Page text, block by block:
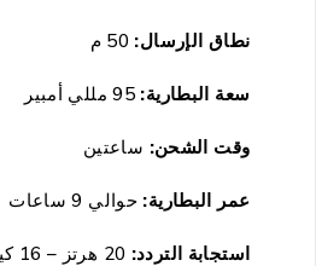
نطاق الإرسال:
سعة البطارية:
وقت الشحن: ساعتين
عمر البطارية: حوالي 9 ساعات
استجابة التردد: